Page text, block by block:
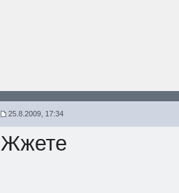
25.8.2009, 17:34
Жжете